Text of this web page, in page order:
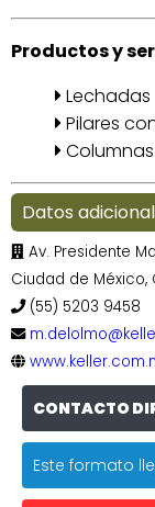
Productos y
Lechadas
Pilares
Datos
Av. Presidente
Ciudad de México,
(55) 5203 9458
CONTACTO
Este formato